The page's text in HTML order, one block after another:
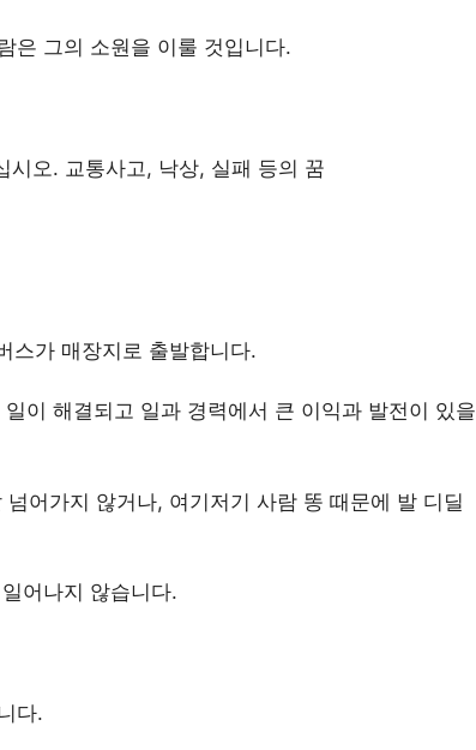
은 그의 소원을 이룰 것입니다.
시오. 교통사고, 낙상, 실패 등의 꿈
스가 매장지로 출발합니다.
이 해결되고 일과 경력에서 큰 이익과 발전이 있을
어가지 않거나, 여기저기 사람 똥 때문에 발 디딜
어나지 않습니다.
다.